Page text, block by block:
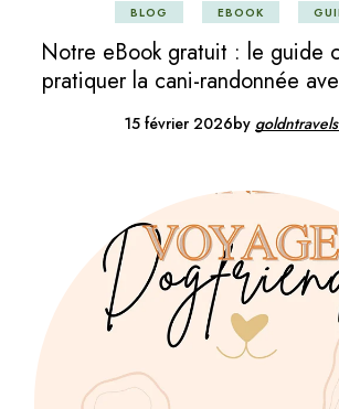
BLOG EBOOK
Notre eBook gratuit : le guide
pratiquer la cani-randonnée
15 février 2026by